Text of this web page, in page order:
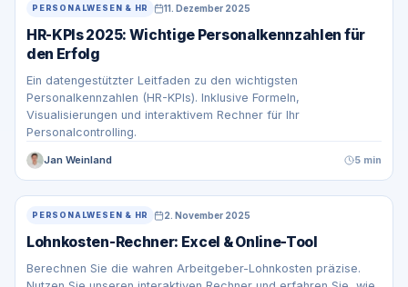
PERSONALWESEN & HR 11. Dezember 2025
HR-KPIs 2025: Wichtige Personalkennzahlen für
den Erfolg
Ein datengestützter Leitfaden zu den wichtigsten
Personalkennzahlen (HR-KPIs). Inklusive Formeln,
Visualisierungen und interaktivem Rechner für Ihr
Personalcontrolling.
Jan Weinland 5 min
PERSONALWESEN & HR 2. November 2025
Lohnkosten-Rechner: Excel & Online-Tool
Berechnen Sie die wahren Arbeitgeber-Lohnkosten präzise.